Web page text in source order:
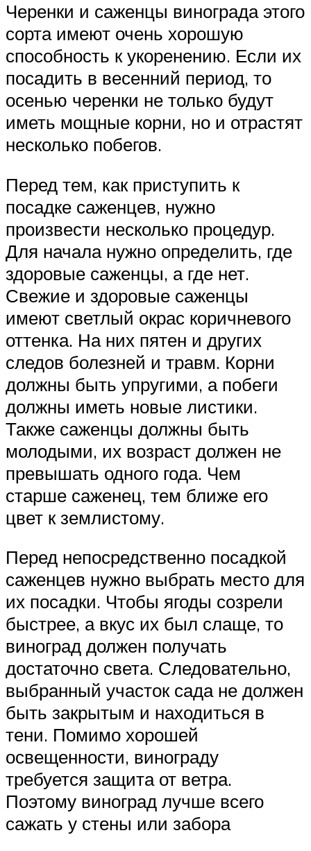
Черенки и саженцы винограда этого
сорта имеют очень хорошую
способность к укоренению. Если их
посадить в весенний период, то
осенью черенки не только будут
иметь мощные корни, но и отрастят
несколько побегов.
Перед тем, как приступить к
посадке саженцев, нужно
произвести несколько процедур.
Для начала нужно определить, где
здоровые саженцы, а где нет.
Свежие и здоровые саженцы
имеют светлый окрас коричневого
оттенка. На них пятен и других
следов болезней и травм. Корни
должны быть упругими, а побеги
должны иметь новые листики.
Также саженцы должны быть
молодыми, их возраст должен не
превышать одного года. Чем
старше саженец, тем ближе его
цвет к землистому.
Перед непосредственно посадкой
саженцев нужно выбрать место для
их посадки. Чтобы ягоды созрели
быстрее, а вкус их был слаще, то
виноград должен получать
достаточно света. Следовательно,
выбранный участок сада не должен
быть закрытым и находиться в
тени. Помимо хорошей
освещенности, винограду
требуется защита от ветра.
Поэтому виноград лучше всего
сажать у стены или забора